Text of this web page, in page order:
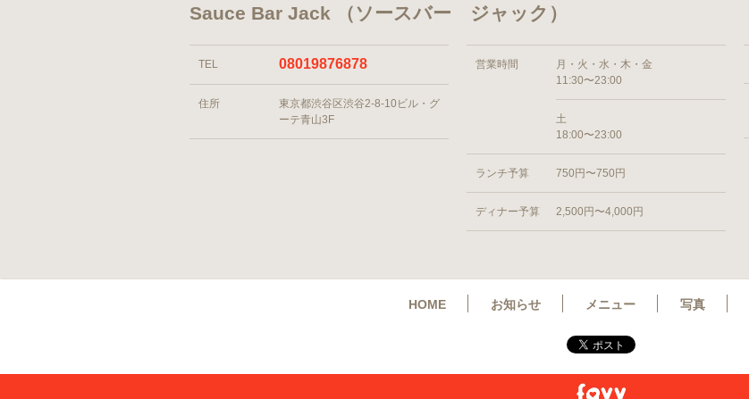
Sauce Bar Jack （ソースバー ジャック）
TEL 08019876878
住所
東京都渋谷区渋谷2-8-10ビル・グ
ーテ青山3F
営業時間
月・火・水・木・金
11:30〜23:00
土
18:00〜23:00
ランチ予算 750円〜750円
ディナー予算 2,500円〜4,000円
HOME お知らせ メニュー 写真